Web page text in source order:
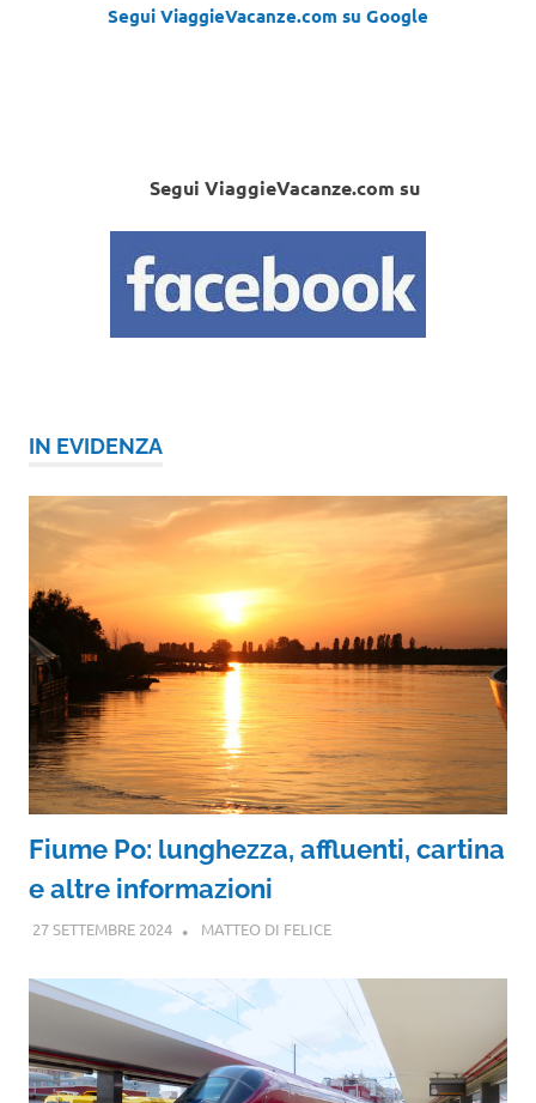
Segui ViaggieVacanze.com su Google
Segui ViaggieVacanze.com su
IN EVIDENZA
Fiume Po: lunghezza, affluenti, cartina
e altre informazioni
27 SETTEMBRE 2024 MATTEO DI FELICE